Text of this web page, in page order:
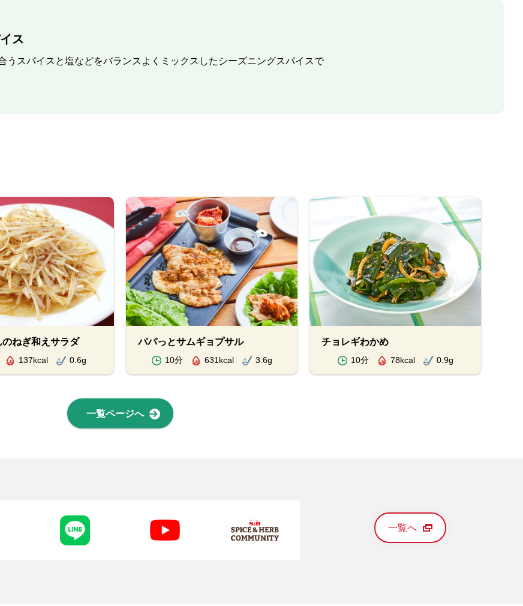
ス
うスパイスと塩などをバランスよくミックスしたシーズニングスパイスで
ねぎ和えサラダ
137kcal 0.6g
パパっとサムギョプサル
10分 631kcal 3.6g
チョレギわかめ
10分 78kcal 0.9g
一覧ページへ
一覧へ